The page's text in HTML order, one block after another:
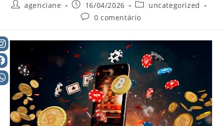
agenciane 16/04/2026
uncategorized
0 comentário